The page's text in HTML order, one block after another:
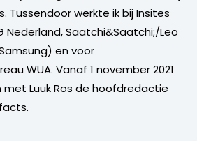
Tussendoor werkte ik bij Insites
Nederland, Saatchi&Saatchi;/Leo
en voor
WUA. Vanaf 1 november 2021
met Luuk Ros de hoofdredactie